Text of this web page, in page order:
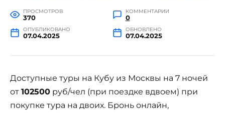
ПРОСМОТРОВ
370
КОММЕНТАРИИ
0
ОПУБЛИКОВАНО
07.04.2025
ОБНОВЛЕНО
07.04.2025
Доступные туры на Кубу из Москвы на 7 ночей
от 102500 руб/чел (при поездке вдвоем) при
покупке тура на двоих. Бронь онлайн,